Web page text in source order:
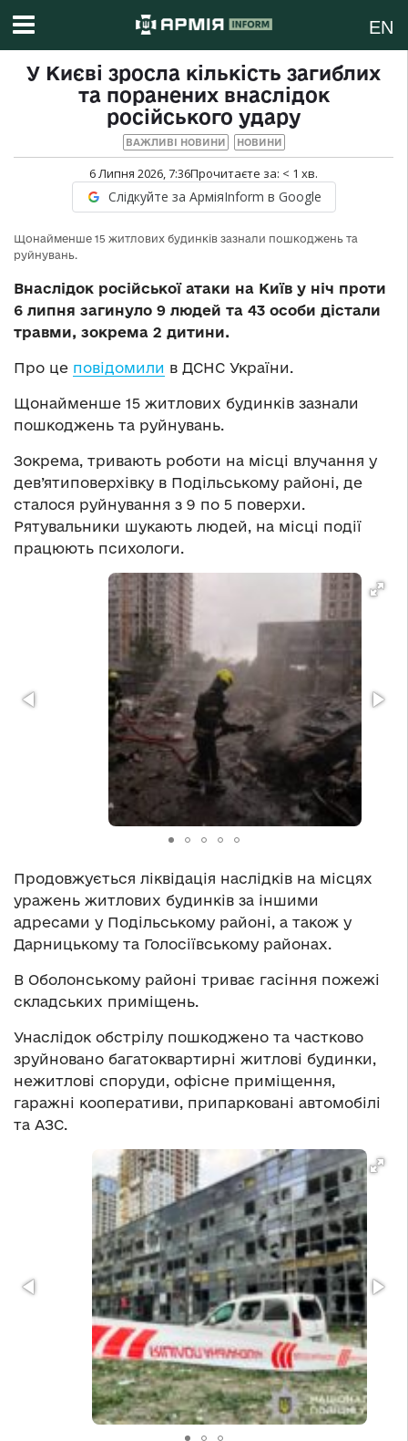
EN
У Києві зросла кількість загиблих
та поранених внаслідок
російського удару
ВАЖЛИВІ НОВИНИ НОВИНИ
6 Липня 2026, 7:36Прочитаєте за: < 1 хв.
Слідкуйте за АрміяInform в Google
Щонайменше 15 житлових будинків зазнали пошкоджень та
руйнувань.
Внаслідок російської атаки на Київ у ніч проти
6 липня загинуло 9 людей та 43 особи дістали
травми, зокрема 2 дитини.
Про це повідомили в ДСНС України.
Щонайменше 15 житлових будинків зазнали
пошкоджень та руйнувань.
Зокрема, тривають роботи на місці влучання у
дев’ятиповерхівку в Подільському районі, де
сталося руйнування з 9 по 5 поверхи.
Рятувальники шукають людей, на місці події
працюють психологи.
Продовжується ліквідація наслідків на місцях
уражень житлових будинків за іншими
адресами у Подільському районі, а також у
Дарницькому та Голосіївському районах.
В Оболонському районі триває гасіння пожежі
складських приміщень.
Унаслідок обстрілу пошкоджено та частково
зруйновано багатоквартирні житлові будинки,
нежитлові споруди, офісне приміщення,
гаражні кооперативи, припарковані автомобілі
та АЗС.